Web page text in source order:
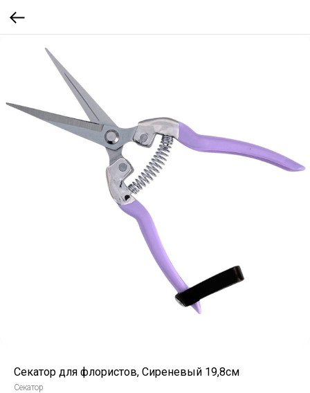
Секатор для флористов, Сиреневый 19,8см
Секатор